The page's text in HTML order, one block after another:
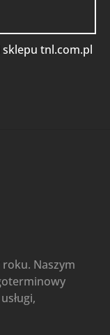
tnl.com.pl
Naszym